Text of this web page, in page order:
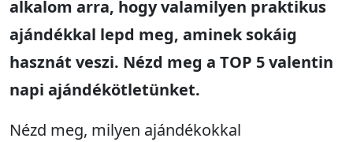
alkalom arra, hogy valamilyen praktikus
ajándékkal lepd meg, aminek sokáig
hasznát veszi. Nézd meg a TOP 5 valentin
napi ajándékötletünket.
Nézd meg, milyen ajándékokkal